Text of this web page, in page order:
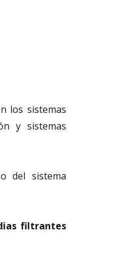
los sistemas
y sistemas
del sistema
filtrantes